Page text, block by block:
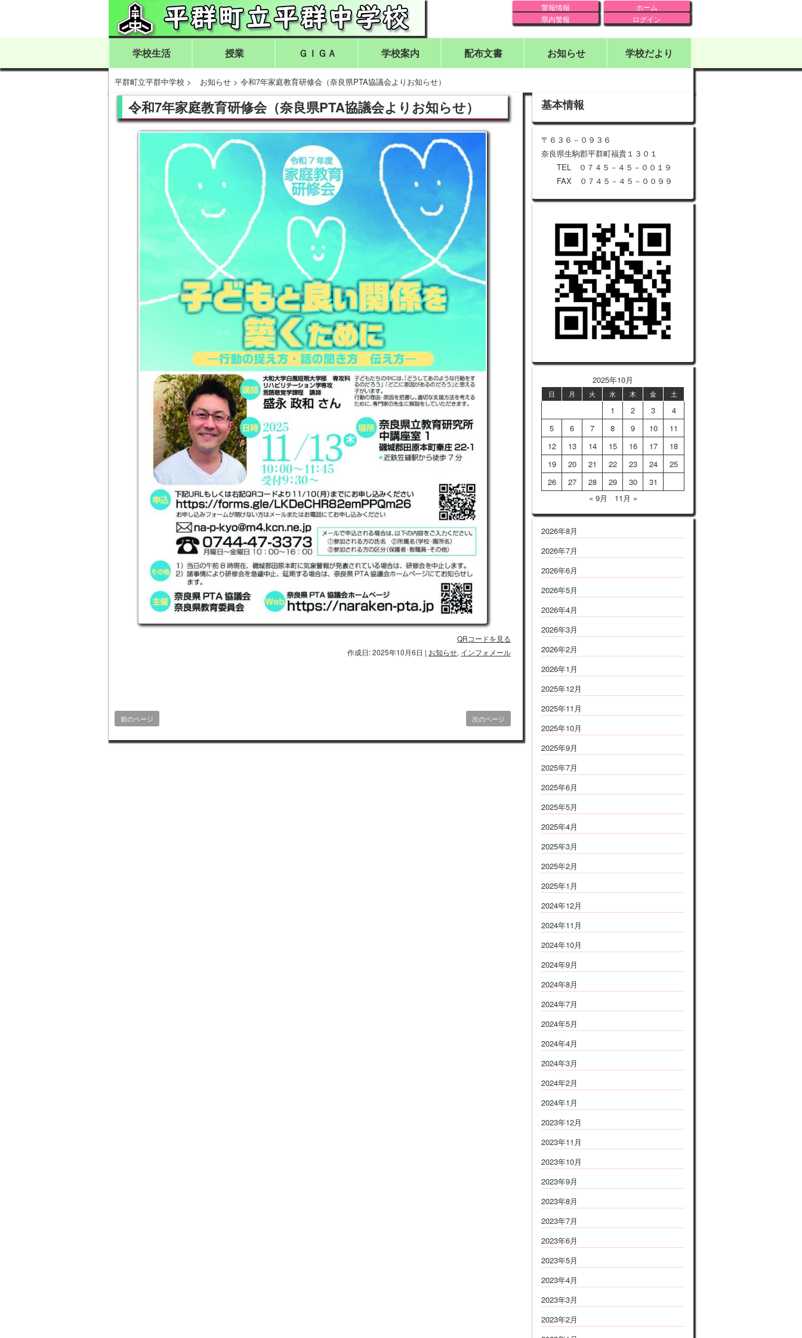
ホーム
ログイン
警報情報
県内警報
学校生活 授業 ＧＩＧＡ 学校案内 配布文書 お知らせ 学校だより
平群町立平群中学校 > お知らせ > 令和7年家庭教育研修会（奈良県PTA協議会よりお知らせ）
令和7年家庭教育研修会（奈良県PTA協議会よりお知らせ）
QRコードを見る
作成日: 2025年10月6日 | お知らせ, インフォメール
前のページ 次のページ
基本情報
〒６３６－０９３６
奈良県生駒郡平群町福貴１３０１
TEL ０７４５－４５－００１９
FAX ０７４５－４５－００９９
2025年10月
日 月 火 水 木 金 土
1 2 3
4
5
6 7 8 9 10
11
12
13 14 15 16 17
18
19
20 21 22 23 24
25
26
27 28 29 30
31
« 9月
11月 »
2026年8月
2026年7月
2026年6月
2026年5月
2026年4月
2026年3月
2026年2月
2026年1月
2025年12月
2025年11月
2025年10月
2025年9月
2025年7月
2025年6月
2025年5月
2025年4月
2025年3月
2025年2月
2025年1月
2024年12月
2024年11月
2024年10月
2024年9月
2024年8月
2024年7月
2024年5月
2024年4月
2024年3月
2024年2月
2024年1月
2023年12月
2023年11月
2023年10月
2023年9月
2023年8月
2023年7月
2023年6月
2023年5月
2023年4月
2023年3月
2023年2月